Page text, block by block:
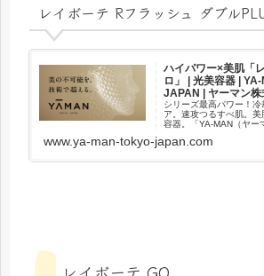
レイボーテ Rフラッシュ ダブル
ハイパワー×美肌「
ロ」 | 光美容器 |
JAPAN | ヤーマン株
シリーズ最高パワー！
ア。速攻つるすべ肌。
容器。「YA-MAN（ヤー
www.ya-man-tokyo-japan.com